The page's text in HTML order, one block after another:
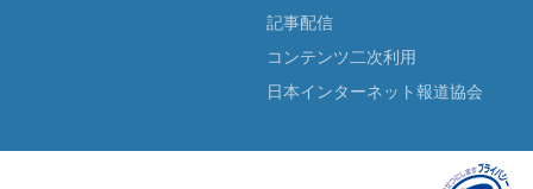
記事配信
コンテンツ二次利用
日本インターネット報道協会